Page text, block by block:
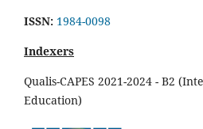
ISSN: 1984-0098
Indexers
Qualis-CAPES 2021-2024 - B2
Education)